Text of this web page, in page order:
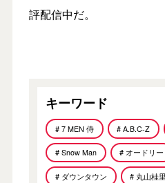
評配信中だ。
キーワード
# 7 MEN 侍 # A.B.C-Z
# Snow Man # オードリー
# ダウンタウン # 丸山桂